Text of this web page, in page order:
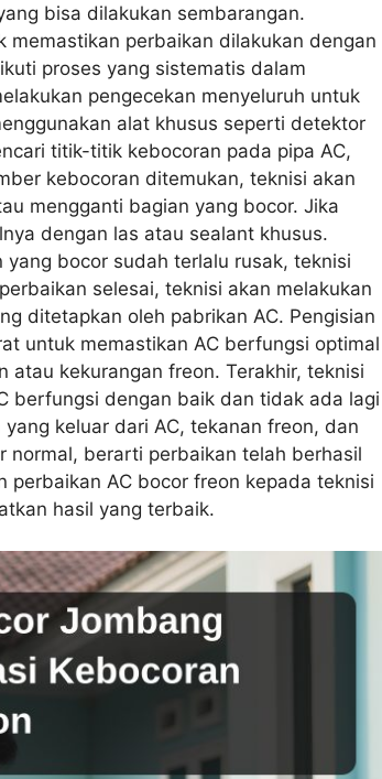
bisa dilakukan sembarangan.
memastikan perbaikan dilakukan dengan
proses yang sistematis dalam
pengecekan menyeluruh untuk
alat khusus seperti detektor
titik-titik kebocoran pada pipa AC,
kebocoran ditemukan, teknisi akan
mengganti bagian yang bocor. Jika
dengan las atau sealant khusus.
bocor sudah terlalu rusak, teknisi
selesai, teknisi akan melakukan
ditetapkan oleh pabrikan AC. Pengisian
untuk memastikan AC berfungsi optimal
kekurangan freon. Terakhir, teknisi
berfungsi dengan baik dan tidak ada lagi
keluar dari AC, tekanan freon, dan
normal, berarti perbaikan telah berhasil
perbaikan AC bocor freon kepada teknisi
hasil yang terbaik.